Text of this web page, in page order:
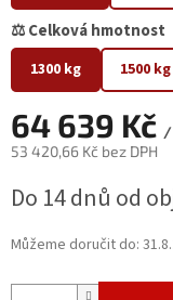
⚖️ Celková hmotnost
1300 kg 1500 kg
64 639 Kč /
53 420,66 Kč bez DPH
cena:
Do 14 dnů od
Můžeme doručit do: